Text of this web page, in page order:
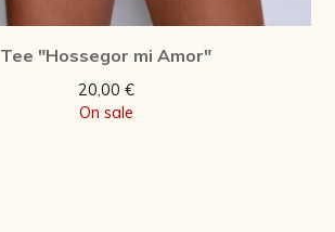
Tee "Hossegor mi Amor"
20,00 €
On sale